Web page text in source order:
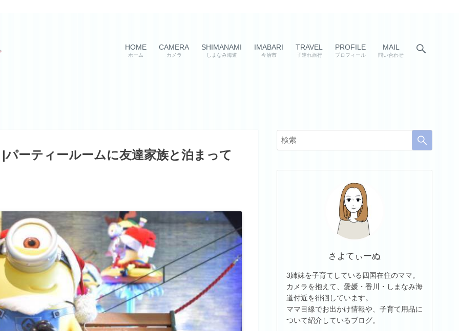
HOME
ホーム
CAMERA
カメラ
SHIMANAMI
しまなみ海道
IMABARI
今治市
TRAVEL
子連れ旅行
PROFILE
プロフィール
MAIL
問い合わせ
ーティールームに友達家族と泊まって
さよてぃーぬ
3姉妹を子育てしている四国在住のママ。
カメラを抱えて、愛媛・香川・しまなみ海
道付近を徘徊しています。
ママ目線でお出かけ情報や、子育て用品に
ついて紹介しているブログ。